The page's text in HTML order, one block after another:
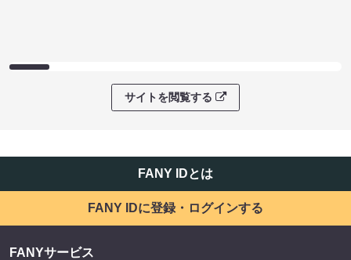
サイトを閲覧する
FANY IDとは
FANY IDに登録・ログインする
FANYサービス